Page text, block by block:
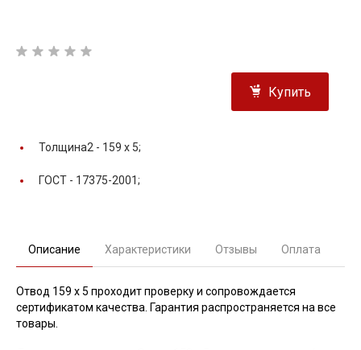
Купить
Толщина2 - 159 x 5;
ГОСТ - 17375-2001;
Описание Характеристики Отзывы Оплата
Отвод 159 х 5 проходит проверку и сопровождается
сертификатом качества. Гарантия распространяется на все
товары.